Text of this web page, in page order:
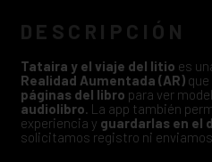
DESCRIPCIÓN
Tataira y el viaje del litio es
Realidad Aumentada (AR)que
páginas del libro para ver
audiolibro. La app también
experiencia y guardarlas en el
solicitamos registro ni